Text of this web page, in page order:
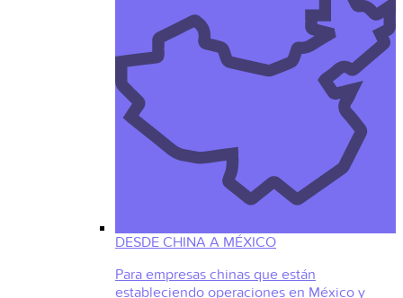
DESDE CHINA A MÉXICO
Para empresas chinas que están
estableciendo operaciones en México y